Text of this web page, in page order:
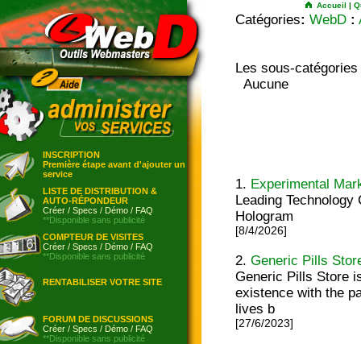
INSCRIPTION
Première étape avant d'ajouter un
service
LISTE DE DISTRIBUTION &
AUTO-RÉPONDEUR
Créer / Specs / Démo / FAQ
**Disponible sans publicité
COMPTEUR DE VISITES
Créer / Specs / Démo / FAQ
**Disponible sans publicité
RENTABILISER VOTRE SITE
FORUM DE DISCUSSIONS
Créer / Specs / Démo / FAQ
**Disponible sans publicité
Accueil |
Catégories: WebD :
Les sous-catégories
Aucune
1. Experimental
Leading
Hologram
[8/4/2026]
2.Generic Pills
Generic Pills Store
existence with the
lives b
[27/6/2023]